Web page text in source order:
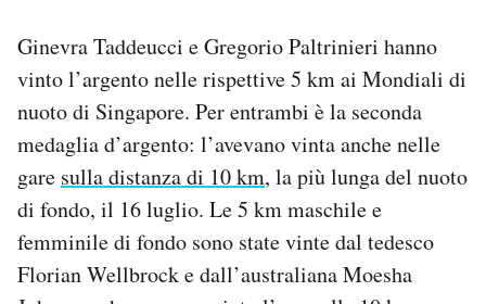
CALENDARIO
AREA PERSONALE
Area Personale
Newsletter
Notifiche mobile
Regala il Post
Hai bisogno di aiuto?
Ginevra Taddeucci e Gregorio Paltrinieri hanno
vinto l’argento nelle rispettive 5 km ai Mondiali di
nuoto di Singapore. Per entrambi è la seconda
medaglia d’argento: l’avevano vinta anche nelle
gare sulla distanza di 10 km, la più lunga del nuoto
di fondo, il 16 luglio. Le 5 km maschile e
femminile di fondo sono state vinte dal tedesco
Florian Wellbrock e dall’australiana Moesha